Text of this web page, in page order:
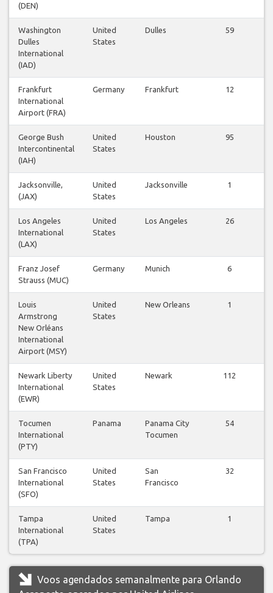
(DEN)
Washington
Dulles
International
(IAD)
United
States
Dulles 59
Frankfurt
International
Airport (FRA)
Germany Frankfurt 12
George Bush
Intercontinental
(IAH)
United
States
Houston 95
Jacksonville,
(JAX)
United
States
Jacksonville 1
Los Angeles
International
(LAX)
United
States
Los Angeles 26
Franz Josef
Strauss (MUC)
Germany Munich 6
Louis
Armstrong
New Orléans
International
Airport (MSY)
United
States
New Orleans 1
Newark Liberty
International
(EWR)
United
States
Newark 112
Tocumen
International
(PTY)
Panama
Panama City
Tocumen
54
San Francisco
International
(SFO)
United
States
San
Francisco
32
Tampa
International
(TPA)
United
States
Tampa 1
Voos agendados semanalmente para Orlando